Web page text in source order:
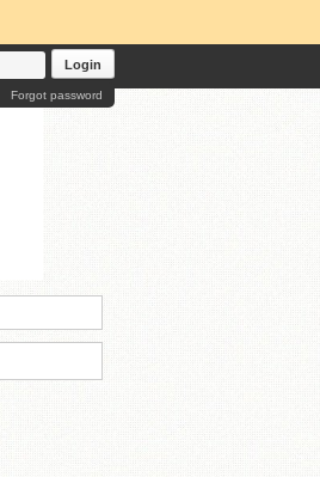
Login
Forgot password